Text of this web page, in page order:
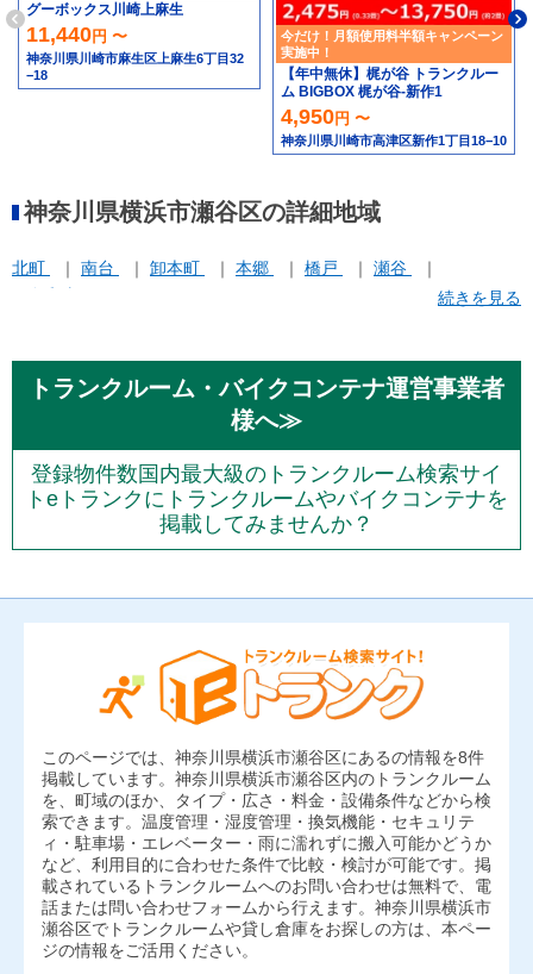
グーボックス川崎上麻生
11,440円 〜
神奈川県川崎市麻生区上麻生6丁目32
−18
今だけ！月額使用料半額キャンペーン
実施中！
【年中無休】梶が谷 トランクルー
ム BIGBOX 梶が谷-新作1
4,950円 〜
神奈川県川崎市高津区新作1丁目18−10
神奈川県横浜市瀬谷区の詳細地域
北町 南台 卸本町 本郷 橋戸
瀬谷
続きを見る
トランクルーム・バイクコンテナ運営事業者
様へ≫
登録物件数国内最大級のトランクルーム検索サイ
トeトランクにトランクルームやバイクコンテナを
掲載してみませんか？
このページでは、神奈川県横浜市瀬谷区にあるの情報を8件
掲載しています。神奈川県横浜市瀬谷区内のトランクルーム
を、町域のほか、タイプ・広さ・料金・設備条件などから検
索できます。温度管理・湿度管理・換気機能・セキュリテ
ィ・駐車場・エレベーター・雨に濡れずに搬入可能かどうか
など、利用目的に合わせた条件で比較・検討が可能です。掲
載されているトランクルームへのお問い合わせは無料で、電
話または問い合わせフォームから行えます。神奈川県横浜市
瀬谷区でトランクルームや貸し倉庫をお探しの方は、本ペー
ジの情報をご活用ください。